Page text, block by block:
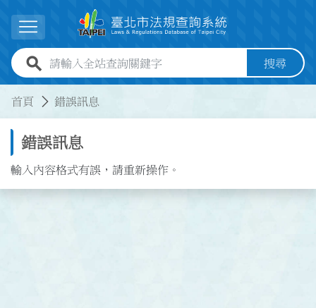
展開選單
全站查詢關鍵字欄位 搜尋
首頁 錯誤訊息
錯誤訊息
輸入內容格式有誤，請重新操作。